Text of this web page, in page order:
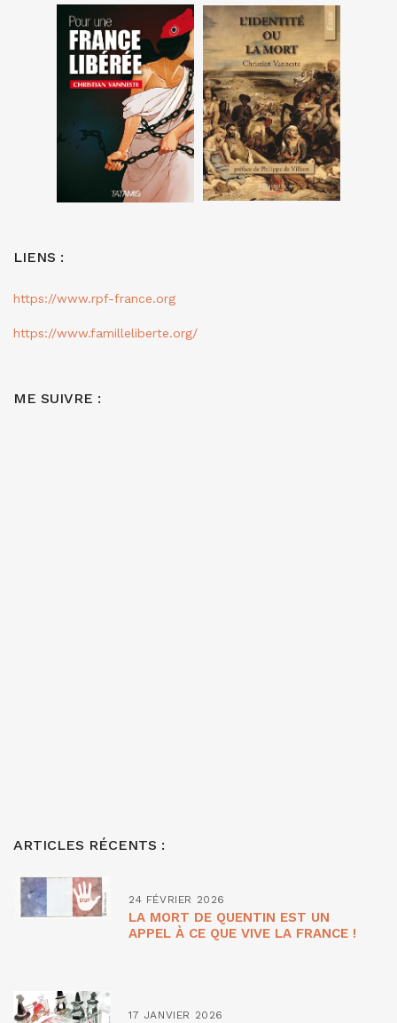
LIENS :
https://www.rpf-france.org
https://www.familleliberte.org/
ME SUIVRE :
ARTICLES RÉCENTS :
24 FÉVRIER 2026
LA MORT DE QUENTIN EST UN
APPEL À CE QUE VIVE LA FRANCE !
17 JANVIER 2026